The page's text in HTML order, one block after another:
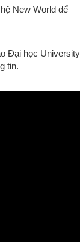
New World để
Đại học University
tin.